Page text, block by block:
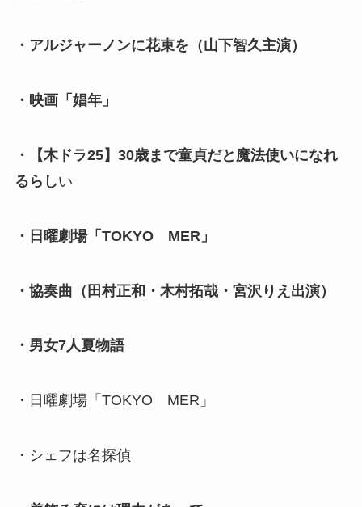
・アルジャーノンに花束を（山下智久主演）
・映画「娼年」
・【木ドラ25】30歳まで童貞だと魔法使いになれ
るらしい
・日曜劇場「TOKYO MER」
・協奏曲（田村正和・木村拓哉・宮沢りえ出演）
・男女7人夏物語
・日曜劇場「TOKYO MER」
・シェフは名探偵